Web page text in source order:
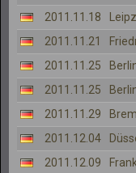
2011.11.18
2011.11.21
2011.11.25
2011.11.25
2011.11.29
2011.12.04
2011.12.09